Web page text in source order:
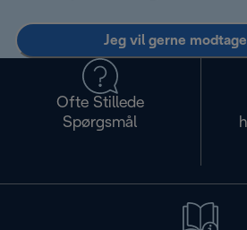
Jeg vil gerne
Ofte Stillede
Spørgsmål